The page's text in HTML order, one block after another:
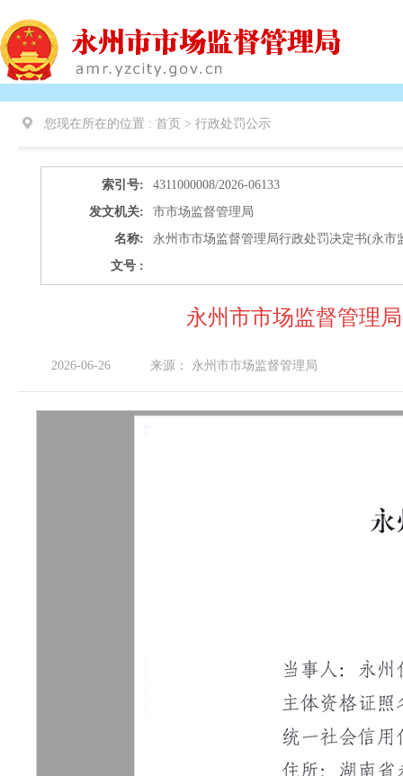
您现在所在的位置 : 首页 > 行政处罚公示
索引号:
4311000008/2026-06133
发文机关:
市市场监督管理局
名称:
永州市市场监督管理局行政处罚决定书(永市
文号 :
永州市市场监督管理
2026-06-26 来源： 永州市市场监督管理局